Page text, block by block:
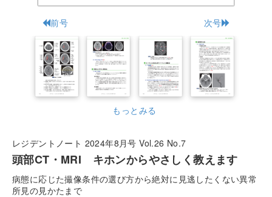
前号 次号
もっとみる
レジデントノート 2024年8月号 Vol.26 No.7
頭部CT・MRI キホンからやさしく教えます
病態に応じた撮像条件の選び方から絶対に見逃したくない異常
所見の見かたまで